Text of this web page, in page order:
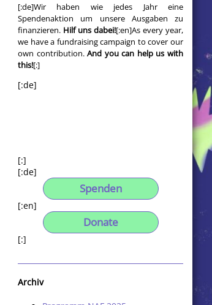
[:de]Wir haben wie jedes Jahr eine
Spendenaktion um unsere Ausgaben zu
finanzieren. Hilf uns dabei![:en]As every year,
we have a fundraising campaign to cover our
own contribution.And you can help us with
this![:]
[:de]
[:]
[:de]
Spenden
[:en]
Donate
[:]
Archiv